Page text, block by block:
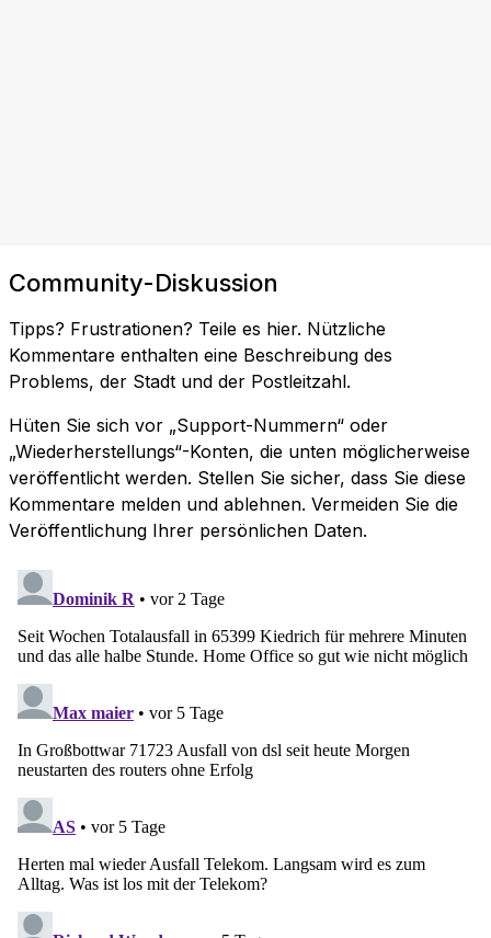
Community-Diskussion
Tipps? Frustrationen? Teile es hier. Nützliche
Kommentare enthalten eine Beschreibung des
Problems, der Stadt und der Postleitzahl.
Hüten Sie sich vor „Support-Nummern“ oder
„Wiederherstellungs“-Konten, die unten möglicherweise
veröffentlicht werden. Stellen Sie sicher, dass Sie diese
Kommentare melden und ablehnen. Vermeiden Sie die
Veröffentlichung Ihrer persönlichen Daten.